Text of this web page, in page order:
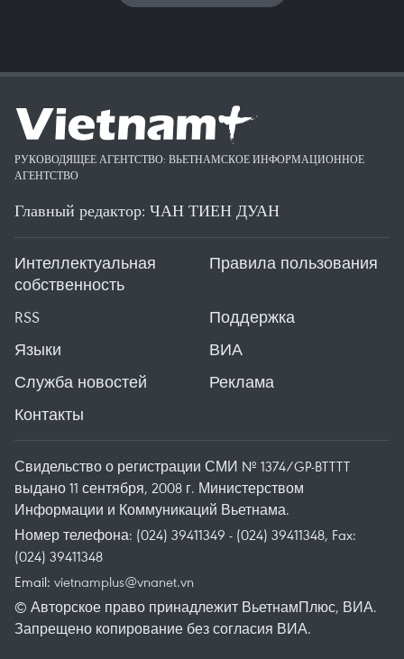
РУКОВОДЯЩЕЕ АГЕНТСТВО: ВЬЕТНАМСКОЕ ИНФОРМАЦИОННОЕ
АГЕНТСТВО
Главный редактор: ЧАН ТИЕН ДУАН
Интеллектуальная
собственность
Правила пользования
RSS
Поддержка
Языки
ВИА
Служба новостей
Реклама
Контакты
Свидельство о регистрации СМИ № 1374/GP-BTTTT
выдано 11 сентября, 2008 г. Министерством
Информации и Коммуникаций Вьетнама.
Номер телефона: (024) 39411349 - (024) 39411348, Fax:
(024) 39411348
Email: vietnamplus@vnanet.vn
© Авторское право принадлежит ВьетнамПлюс, ВИА.
Запрещено копирование без согласия ВИА.